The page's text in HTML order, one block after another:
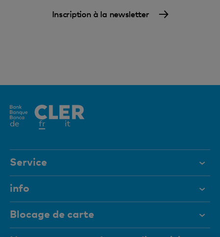
Inscription à la newsletter
de frElément
it
Service
Aide et contact
Documents
Magazine
info
Études de la Banque Cler
Blocage de carte